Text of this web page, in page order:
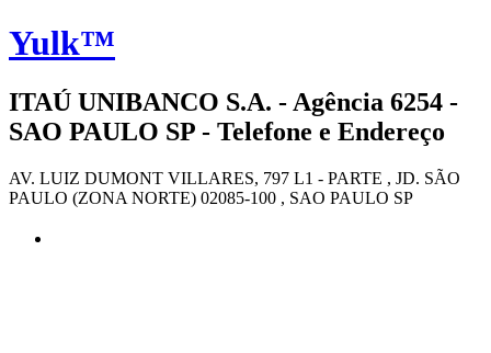
Yulk™
ITAÚ UNIBANCO S.A. - Agência 6254 -
SAO PAULO SP - Telefone e Endereço
AV. LUIZ DUMONT VILLARES, 797 L1 - PARTE , JD. SÃO
PAULO (ZONA NORTE) 02085-100 , SAO PAULO SP